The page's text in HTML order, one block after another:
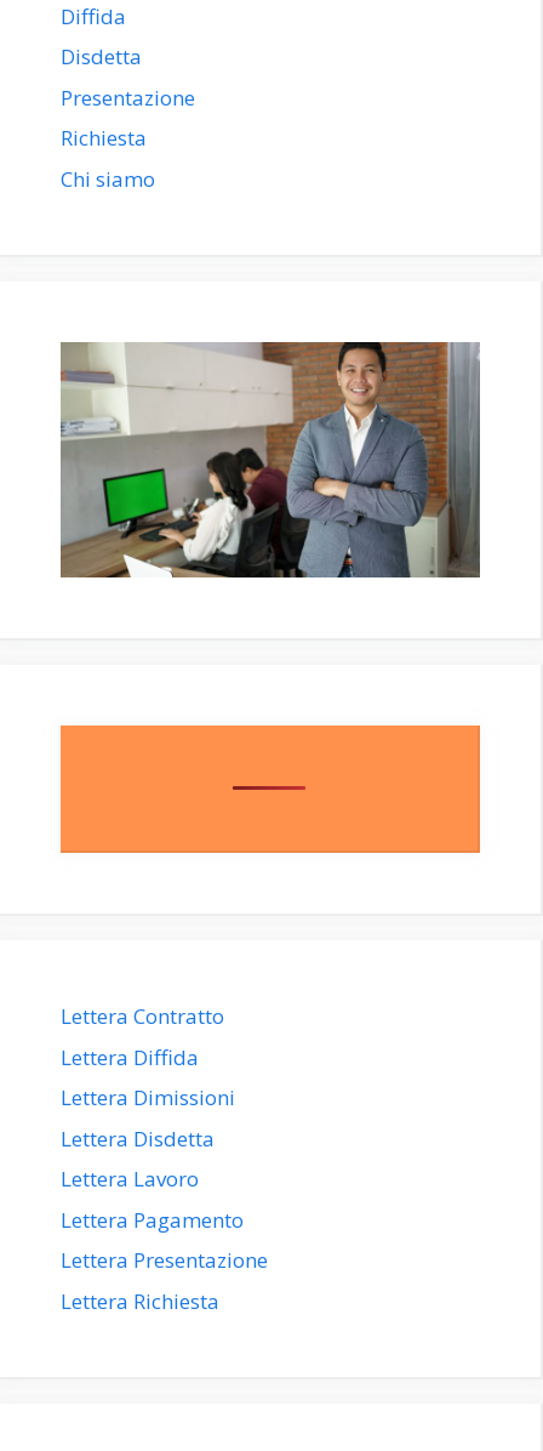
Diffida
Disdetta
Presentazione
Richiesta
Chi siamo
Lettera Contratto
Lettera Diffida
Lettera Dimissioni
Lettera Disdetta
Lettera Lavoro
Lettera Pagamento
Lettera Presentazione
Lettera Richiesta